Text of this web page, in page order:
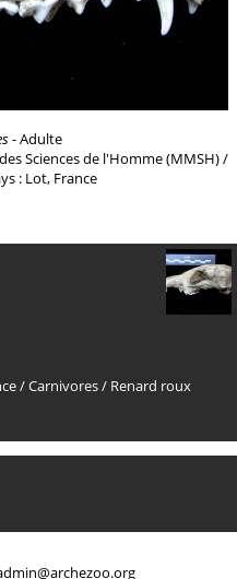
- Adulte
Sciences de l'Homme (MMSH) /
: Lot, France
/Carnivores/ Renard roux